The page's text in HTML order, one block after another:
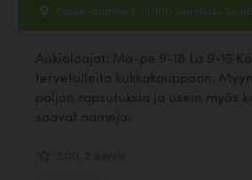
Koskenalantie 5, 60100 Seinäjoki,
Aukioloajat: Ma-pe 9-18 La 9-15
tervetulleita kukkakauppaan.
paljon rapsutuksia ja usein myös
saavat nameja.